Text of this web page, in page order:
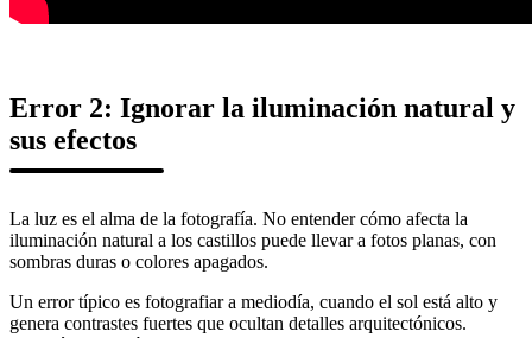
Error 2: Ignorar la iluminación natural y
sus efectos
La luz es el alma de la fotografía. No entender cómo afecta la
iluminación natural a los castillos puede llevar a fotos planas, con
sombras duras o colores apagados.
Un error típico es fotografiar a mediodía, cuando el sol está alto y
genera contrastes fuertes que ocultan detalles arquitectónicos.